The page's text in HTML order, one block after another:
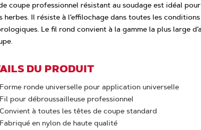
coupe professionnel résistant au soudage est idéal
herbes. Il résiste à l’effilochage dans toutes les conditions
Le fil rond convient à la gamme la plus large
DU PRODUIT
Forme ronde universelle pour application universelle
Fil pour débroussailleuse professionnel
Convient à toutes les têtes de coupe standard
Fabriqué en nylon de haute qualité